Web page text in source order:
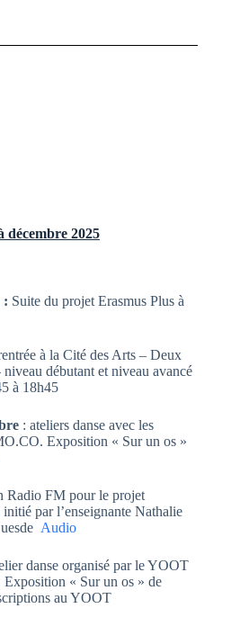
décembre 2025
: Suite du projet Erasmus Plus à
à la Cité des Arts – Deux
niveau débutant et niveau avancé
à 18h45
: ateliers danse avec les
Exposition « Sur un os »
Radio FM pour le projet
par l’enseignante Nathalie
Audio
danse organisé par le YOOT
« Sur un os » de
au YOOT